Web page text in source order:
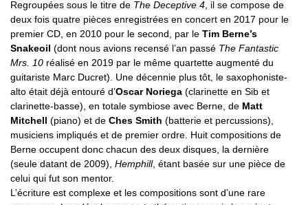
Regroupées sous le titre de The Deceptive 4 , il se compose de
deux fois quatre pièces enregistrées en concert en 2017 pour le
premier CD, en 2010 pour le second, par le Tim Berne’s
Snakeoil (dont nous avions recensé l’an passé The Fantastic
Mrs. 10 réalisé en 2019 par le même quartette augmenté du
guitariste Marc Ducret). Une décennie plus tôt, le saxophoniste-
alto était déjà entouré d’Oscar Noriega (clarinette en Sib et
clarinette-basse), en totale symbiose avec Berne, de Matt
Mitchell (piano) et de Ches Smith (batterie et percussions),
musiciens impliqués et de premier ordre. Huit compositions de
Berne occupent donc chacun des deux disques, la dernière
(seule datant de 2009), Hemphill, étant basée sur une pièce de
celui qui fut son mentor.
L’écriture est complexe et les compositions sont d’une rare